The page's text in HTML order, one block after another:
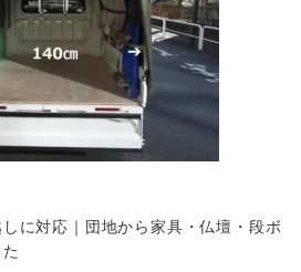
に対応｜団地から家具・仏壇・段ボ